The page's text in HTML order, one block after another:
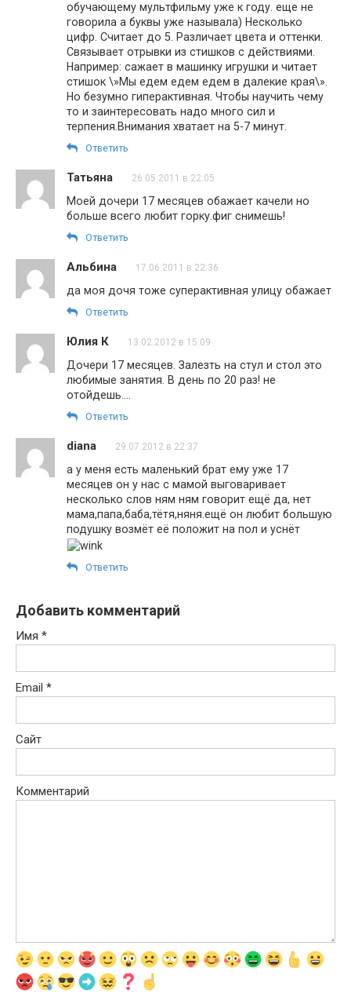
обучающему мультфильму уже к году. еще не
говорила а буквы уже называла) Несколько
цифр. Считает до 5. Различает цвета и оттенки.
Связывает отрывки из стишков с действиями.
Например: сажает в машинку игрушки и читает
стишок \»Мы едем едем едем в далекие края\».
Но безумно гиперактивная. Чтобы научить чему
то и заинтересовать надо много сил и
терпения.Внимания хватает на 5-7 минут.
Ответить
Татьяна 26.05.2011 в 22:05
Моей дочери 17 месяцев обажает качели но
больше всего любит горку.фиг снимешь!
Ответить
Альбина 17.06.2011 в 22:36
да моя дочя тоже суперактивная улицу обажает
Ответить
Юлия К 13.02.2012 в 15:09
Дочери 17 месяцев. Залезть на стул и стол это
любимые занятия. В день по 20 раз! не
отойдешь….
Ответить
diana 29.07.2012 в 22:37
а у меня есть маленький брат ему уже 17
месяцев он у нас с мамой выговаривает
несколько слов ням ням говорит ещё да, нет
мама,папа,баба,тётя,няня.ещё он любит большую
подушку возмёт её положит на пол и уснёт
Ответить
Добавить комментарий
Имя *
Email *
Сайт
Комментарий